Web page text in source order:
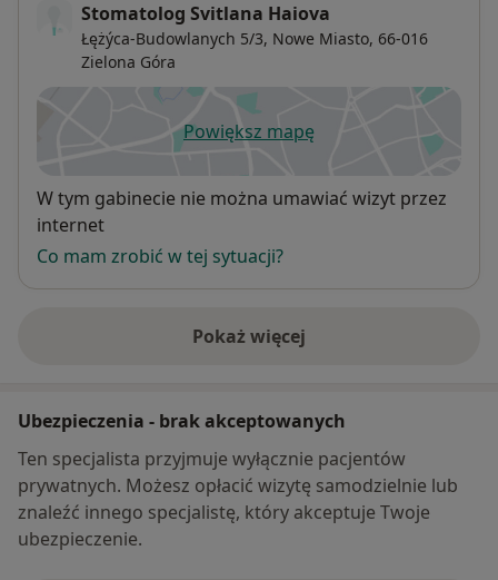
Stomatolog Svitlana Haiova
Łężýca-Budowlanych 5/3, Nowe Miasto, 66-016
Zielona Góra
Powiększ mapęotwiera się w nowej karcie
Dostępność
W tym gabinecie nie można umawiać wizyt przez
internet
Co mam zrobić w tej sytuacji?
Pokaż więcej
o adresie
Ubezpieczenia - brak akceptowanych
Ten specjalista przyjmuje wyłącznie pacjentów
prywatnych. Możesz opłacić wizytę samodzielnie lub
znaleźć innego specjalistę, który akceptuje Twoje
ubezpieczenie.